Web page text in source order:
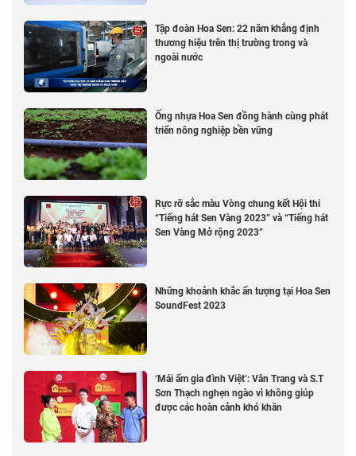
Tập đoàn Hoa Sen: 22 năm khẳng định
thương hiệu trên thị trường trong và
ngoài nước
Ống nhựa Hoa Sen đồng hành cùng phát
triển nông nghiệp bền vững
Rực rỡ sắc màu Vòng chung kết Hội thi
“Tiếng hát Sen Vàng 2023” và “Tiếng hát
Sen Vàng Mở rộng 2023”
Những khoảnh khắc ấn tượng tại Hoa Sen
SoundFest 2023
‘Mái ấm gia đình Việt’: Vân Trang và S.T
Sơn Thạch nghẹn ngào vì không giúp
được các hoàn cảnh khó khăn